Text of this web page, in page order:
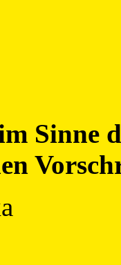
Sinne